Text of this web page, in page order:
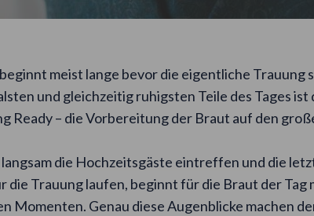
meist lange bevor die eigentliche
und gleichzeitig ruhigsten Teile des Tages ist
Ready – die Vorbereitung der Braut auf den
die Hochzeitsgäste eintreffen und die
die Trauung laufen, beginnt für die Braut der Tag
Momenten. Genau diese Augenblicke machen